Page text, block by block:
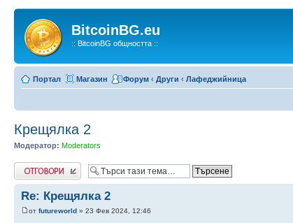
BitcoinBG.eu
:: BitcoinBG общността ::
Портал Магазин Форум ‹ Други ‹ Лафеджийница
Крещялка 2
Модератор: Moderators
Напиши коментар
Re: Крещялка 2
от futureworld » 23 Фев 2024, 12:46